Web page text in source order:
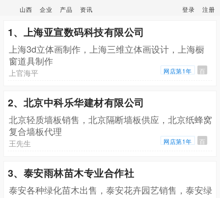
山西 企业 产品 资讯 登录 注册
1、上海亚宣数码科技有限公司
上海3d立体画制作，上海三维立体画设计，上海橱
窗道具制作
上官海平 网店第1年 百
2、北京中科乐华建材有限公司
北京轻质墙板销售，北京隔断墙板供应，北京纸蜂窝
复合墙板代理
王先生 网店第1年 百
3、泰安雨林苗木专业合作社
泰安各种绿化苗木出售，泰安花卉园艺销售，泰安绿